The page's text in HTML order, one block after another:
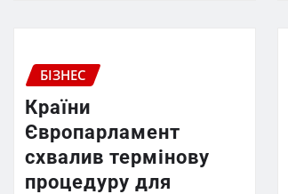
БІЗНЕС
Країни
Європарламент
схвалив термінову
процедуру для